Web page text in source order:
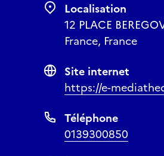
Localisation
12 PLACE
France, France
Site internet
https://e-
Téléphone
0139300850